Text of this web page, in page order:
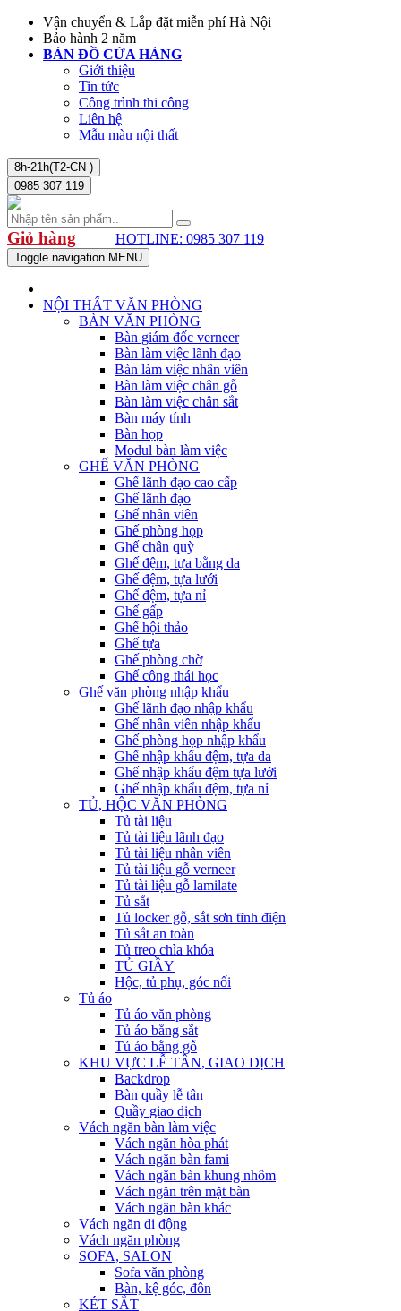
Vận chuyển & Lắp đặt miễn phí Hà Nội
Bảo hành 2 năm
BẢN ĐỒ CỬA HÀNG
Giới thiệu
Tin tức
Công trình thi công
Liên hệ
Mẫu màu nội thất
8h-21h(T2-CN )
0985 307 119
Giỏ hàng HOTLINE: 0985 307 119
Toggle navigation MENU
NỘI THẤT VĂN PHÒNG
BÀN VĂN PHÒNG
Bàn giám đốc verneer
Bàn làm việc lãnh đạo
Bàn làm việc nhân viên
Bàn làm việc chân gỗ
Bàn làm việc chân sắt
Bàn máy tính
Bàn họp
Modul bàn làm việc
GHẾ VĂN PHÒNG
Ghế lãnh đạo cao cấp
Ghế lãnh đạo
Ghế nhân viên
Ghế phòng họp
Ghế chân quỳ
Ghế đệm, tựa bằng da
Ghế đệm, tựa lưới
Ghế đệm, tựa nỉ
Ghế gấp
Ghế hội thảo
Ghế tựa
Ghế phòng chờ
Ghế công thái học
Ghế văn phòng nhập khẩu
Ghế lãnh đạo nhập khẩu
Ghế nhân viên nhập khẩu
Ghế phòng họp nhập khẩu
Ghế nhập khẩu đệm, tựa da
Ghế nhập khẩu đệm tựa lưới
Ghế nhập khẩu đệm, tựa nỉ
TỦ, HỘC VĂN PHÒNG
Tủ tài liệu
Tủ tài liệu lãnh đạo
Tủ tài liệu nhân viên
Tủ tài liệu gỗ verneer
Tủ tài liệu gỗ lamilate
Tủ sắt
Tủ locker gỗ, sắt sơn tĩnh điện
Tủ sắt an toàn
Tủ treo chìa khóa
TỦ GIẦY
Hộc, tủ phụ, góc nối
Tủ áo
Tủ áo văn phòng
Tủ áo bằng sắt
Tủ áo bằng gỗ
KHU VỰC LỄ TÂN, GIAO DỊCH
Backdrop
Bàn quầy lễ tân
Quầy giao dịch
Vách ngăn bàn làm việc
Vách ngăn hòa phát
Vách ngăn bàn fami
Vách ngăn bàn khung nhôm
Vách ngăn trên mặt bàn
Vách ngăn bàn khác
Vách ngăn di động
Vách ngăn phòng
SOFA, SALON
Sofa văn phòng
Bàn, kệ góc, đôn
KÉT SẮT